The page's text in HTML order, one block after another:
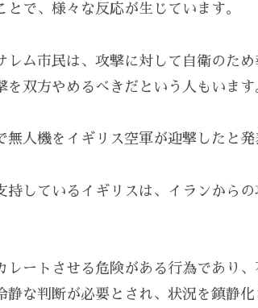
で、様々な反応が生じています。
レム市民は、攻撃に対して自衛のた
双方やめるべきだという人もいます
人機をイギリス空軍が迎撃したと発
持しているイギリスは、イランから
レートさせる危険がある行為であり
静な判断が必要とされ、状況を鎮静